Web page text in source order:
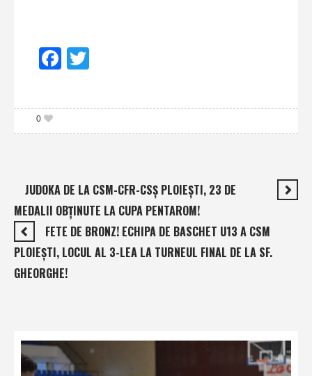
Facebook
0
JUDOKA DE LA CSM-CFR-CSŞ PLOIEŞTI, 23 DE
MEDALII OBŢINUTE LA CUPA PENTAROM!
FETE DE BRONZ! ECHIPA DE BASCHET U13 A CSM
PLOIEŞTI, LOCUL AL 3-LEA LA TURNEUL FINAL DE LA SF.
GHEORGHE!